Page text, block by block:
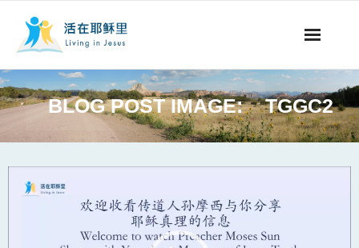
事工概要
阅读文章
永生之道
BLOG POST IMAGE: TGGC2
Player